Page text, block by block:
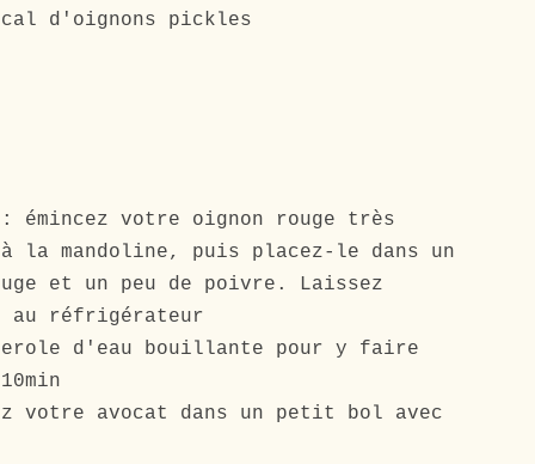
d'oignons pickles
émincez votre oignon rouge très
la mandoline, puis placez-le dans un
et un peu de poivre. Laissez
au réfrigérateur
d'eau bouillante pour y faire
votre avocat dans un petit bol avec